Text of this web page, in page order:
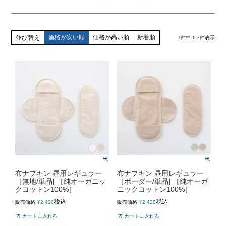
並び替え 価格が安い順 価格が高い順 新着順 7件中 1-7件表示
布ナプキン 昼用レギュラー
［無地/単品] ［純オーガニッ
クコットン100%］
販売価格 ¥2,420税込
カートに入れる
布ナプキン 昼用レギュラー
［ボーダー/単品] ［純オーガ
ニックコットン100%］
販売価格 ¥2,420税込
カートに入れる